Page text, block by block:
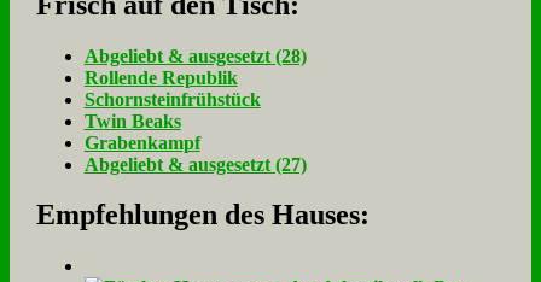
Ab­ge­liebt & aus­ge­setzt (28)
Rol­len­de Re­pu­blik
Schorn­stein­früh­stück
Twin Beaks
Gra­ben­kampf
Ab­ge­liebt & aus­ge­setzt (27)
Empfehlungen des Hauses: